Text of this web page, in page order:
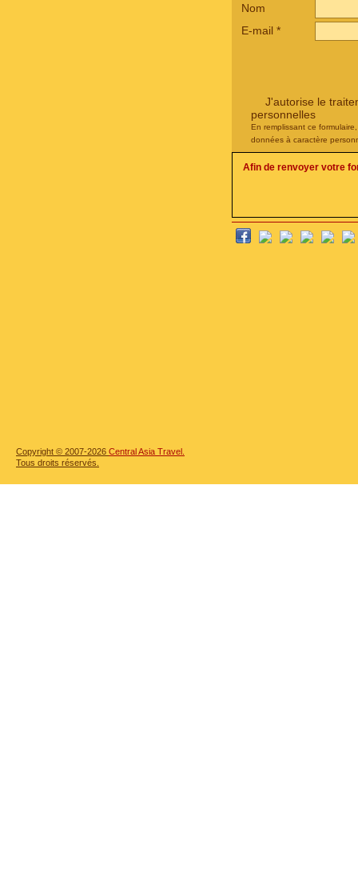
Nom
E-mail *
J'autorise le
personnelles
En remplissant ce
données à caractère
Afin de renvoyer votre
Copyright © 2007-2026 Central Asia Travel.
Tous droits réservés.